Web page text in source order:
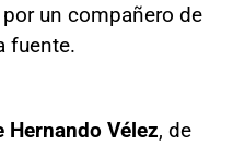
por un compañero de
fuente.
Hernando Vélez, de